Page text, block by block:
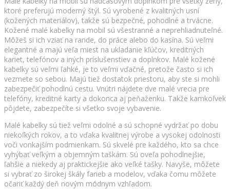
ktoré preferujú moderný štýl. Sú vyrobené z kvalitných usní
(kožených materiálov), takže sú bezpečné, pohodlné a trvácne.
Kožené malé kabelky na mobil sú všestranné a neprehliadnuteľné.
Môžeš si ich vziať na rande, do práce alebo do kasína. Sú veľmi
elegantné a majú veľa miest na ukladanie kľúčov, kreditných
kariet, telefónov a iných príslušenstiev a doplnkov. Malé kožené
kabelky sú veľmi ľahké, je to veľmi vďačné, pretože často si ich
vezmete so sebou. Majú tiež dostatok priestoru, aby ste si mohli
zabezpečiť pohodlnú cestu. Vnútri nájdete dve malé vrecia pre
telefóny, kreditné karty a dokonca aj peňaženku. Takže kamkoľvek
pôjdete, zabezpečíte si všetko svoje vybavenie.
Malé kabelky sú tiež veľmi odolné a sú schopné vydržať po dobu
niekoľkých rokov, a to vďaka kvalitnej výrobe a vysokej odolnosti
voči vonkajším podmienkam. Sú skvelé pre každého, kto sa chce
vyhýbať veľkým a objemným taškám. Sú oveľa pohodlnejšie,
ľahšie a niekedy aj praktickejšie ako veľké tašky. Navyše, môžete
si vybrať zo širokej škály farieb a modelov, vďaka čomu môžete
očariť každý deň novým módnym vzhľadom.